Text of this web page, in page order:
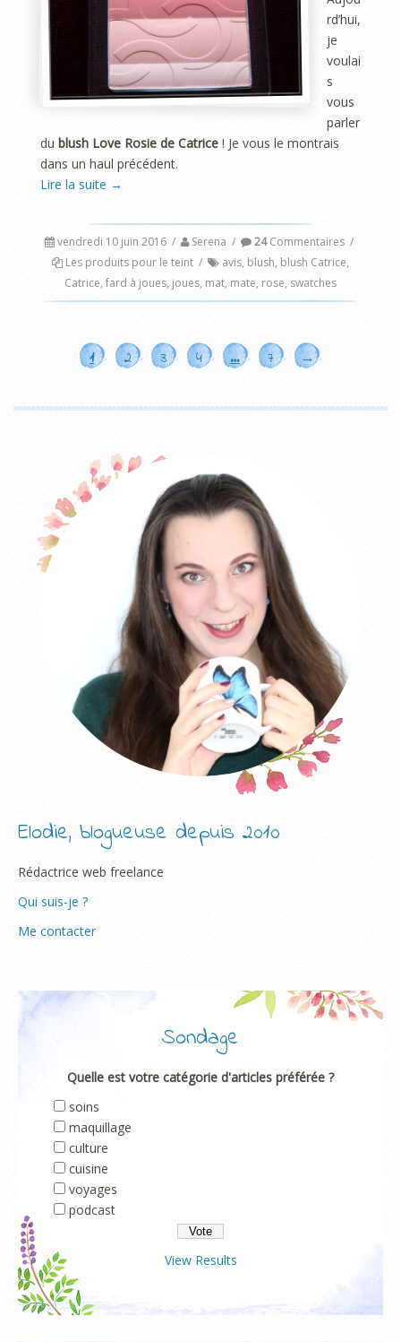
rd’hui,
je
voulai
s
vous
parler
du blush Love Rosie de Catrice ! Je vous le montrais
dans un haul précédent.
Lire la suite →
vendredi 10 juin 2016 / Serena / 24Commentaires /
Les produits pour le teint / avis, blush, blush Catrice,
Catrice, fard à joues, joues, mat, mate, rose, swatches
1 2 3 4 … 7 →
Elodie, blogueuse depuis 2010
Rédactrice web freelance
Qui suis-je ?
Me contacter
Sondage
Quelle est votre catégorie d'articles préférée ?
soins
maquillage
culture
cuisine
voyages
podcast
View Results